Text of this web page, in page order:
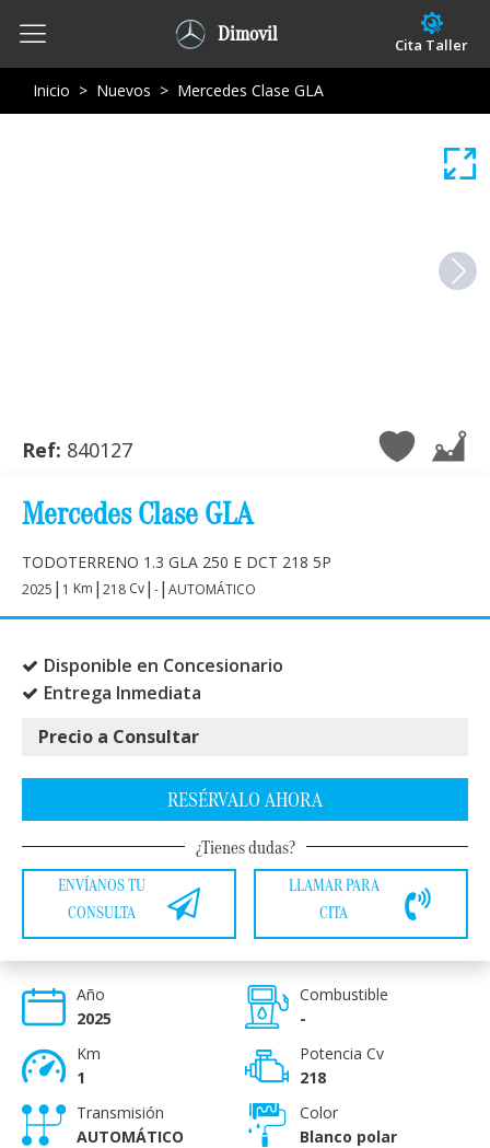
Dimovil Cita Taller
Inicio > Nuevos > Mercedes Clase GLA
Ref: 840127
Mercedes Clase GLA
TODOTERRENO 1.3 GLA 250 E DCT 218 5P
2025 | 1 Km | 218 Cv| -| AUTOMÁTICO
Disponible en Concesionario
Entrega Inmediata
Precio a Consultar
RESÉRVALO AHORA
¿Tienes dudas?
ENVÍANOS TU
CONSULTA
LLAMAR PARA
CITA
Año
2025
Km
1
Combustible
-
Potencia Cv
218
Transmisión
AUTOMÁTICO
Color
Blanco polar